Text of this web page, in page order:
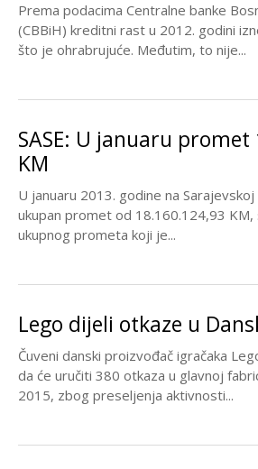
Prema podacima Centralne banke
(CBBiH) kreditni rast u 2012. godini
što je ohrabrujuće. Međutim, to nije...
SASE: U januaru
KM
U januaru 2013. godine na
ukupan promet od 18.160.124,93 KM,
ukupnog prometa koji je...
Lego dijeli otkaze u
Čuveni danski proizvođač igračaka
da će uručiti 380 otkaza u glavnoj
2015, zbog preseljenja aktivnosti...